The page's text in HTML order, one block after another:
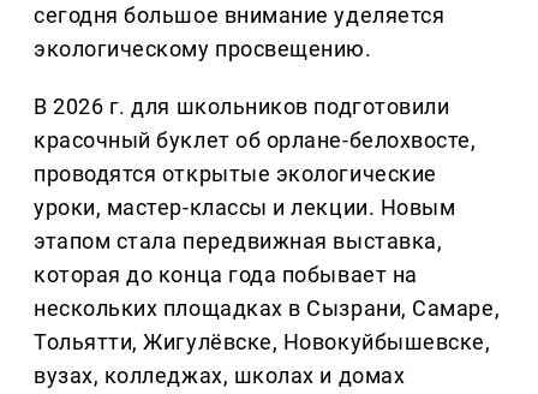
сегодня большое внимание уделяется
экологическому просвещению.
В 2026 г. для школьников подготовили
красочный буклет об орлане-белохвосте,
проводятся открытые экологические
уроки, мастер-классы и лекции. Новым
этапом стала передвижная выставка,
которая до конца года побывает на
нескольких площадках в Сызрани, Самаре,
Тольятти, Жигулёвске, Новокуйбышевске,
вузах, колледжах, школах и домах